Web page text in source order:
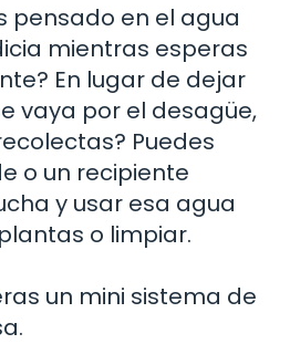
pensado en el agua
mientras esperas
En lugar de dejar
vaya por el desagüe,
Puedes
o un recipiente
y usar esa agua
o limpiar.
un mini sistema de